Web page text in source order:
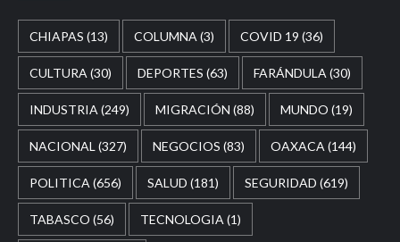
CHIAPAS (13) COLUMNA (3) COVID 19 (36)
CULTURA (30) DEPORTES (63) FARÁNDULA (30)
INDUSTRIA (249) MIGRACIÓN (88) MUNDO (19)
NACIONAL (327) NEGOCIOS (83) OAXACA (144)
POLITICA (656) SALUD (181) SEGURIDAD (619)
TABASCO (56) TECNOLOGIA (1)